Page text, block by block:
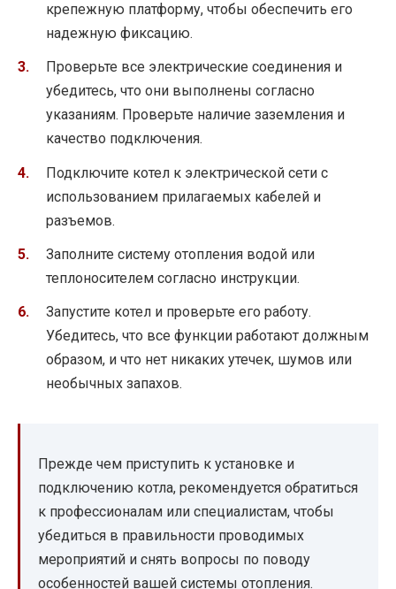
крепежную платформу, чтобы обеспечить его
надежную фиксацию.
Проверьте все электрические соединения и
убедитесь, что они выполнены согласно
указаниям. Проверьте наличие заземления и
качество подключения.
Подключите котел к электрической сети с
использованием прилагаемых кабелей и
разъемов.
Заполните систему отопления водой или
теплоносителем согласно инструкции.
Запустите котел и проверьте его работу.
Убедитесь, что все функции работают должным
образом, и что нет никаких утечек, шумов или
необычных запахов.
Прежде чем приступить к установке и
подключению котла, рекомендуется обратиться
к профессионалам или специалистам, чтобы
убедиться в правильности проводимых
мероприятий и снять вопросы по поводу
особенностей вашей системы отопления.